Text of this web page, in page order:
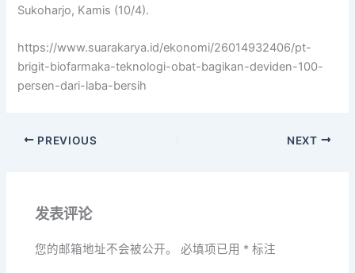
Sukoharjo, Kamis (10/4).
https://www.suarakarya.id/ekonomi/26014932406/pt-
brigit-biofarmaka-teknologi-obat-bagikan-deviden-100-
persen-dari-laba-bersih
PREVIOUS NEXT
发表评论
您的邮箱地址不会被公开。 必填项已用 * 标注